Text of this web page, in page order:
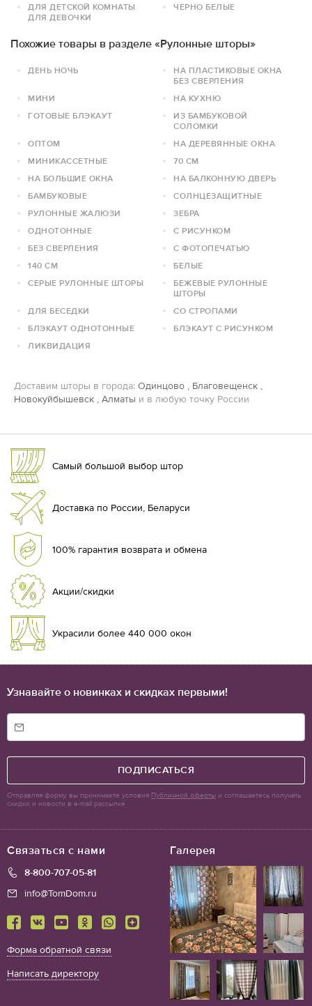
ДЛЯ ДЕТСКОЙ КОМНАТЫ
ДЛЯ ДЕВОЧКИ
ЧЕРНО БЕЛЫЕ
Похожие товары в разделе «Рулонные шторы»
ДЕНЬ НОЧЬ
НА ПЛАСТИКОВЫЕ ОКНА
БЕЗ СВЕРЛЕНИЯ
МИНИ
НА КУХНЮ
ГОТОВЫЕ БЛЭКАУТ
ИЗ БАМБУКОВОЙ
СОЛОМКИ
ОПТОМ
НА ДЕРЕВЯННЫЕ ОКНА
МИНИКАССЕТНЫЕ
70 СМ
НА БОЛЬШИЕ ОКНА
НА БАЛКОННУЮ ДВЕРЬ
БАМБУКОВЫЕ
СОЛНЦЕЗАЩИТНЫЕ
РУЛОННЫЕ ЖАЛЮЗИ
ЗЕБРА
ОДНОТОННЫЕ
С РИСУНКОМ
БЕЗ СВЕРЛЕНИЯ
С ФОТОПЕЧАТЬЮ
140 СМ
БЕЛЫЕ
СЕРЫЕ РУЛОННЫЕ ШТОРЫ
БЕЖЕВЫЕ РУЛОННЫЕ
ШТОРЫ
ДЛЯ БЕСЕДКИ
СО СТРОПАМИ
БЛЭКАУТ ОДНОТОННЫЕ
БЛЭКАУТ С РИСУНКОМ
ЛИКВИДАЦИЯ
Доставим шторы в города: Одинцово , Благовещенск ,
Новокуйбышевск , Алматы и в любую точку России
Самый большой выбор штор
Доставка по России, Беларуси
100% гарантия возврата и обмена
Акции/скидки
Украсили более 440 000 окон
Галерея
Связаться с нами
8-800-707-05-81
info@TomDom.ru
Форма обратной связи
Написать директору
Узнавайте о новинках и скидках первыми!
ПОДПИСАТЬСЯ
Отправляя форму, вы принимаете условия Публичной оферты и соглашаетесь получать
скидки и новости в e-mail рассылке